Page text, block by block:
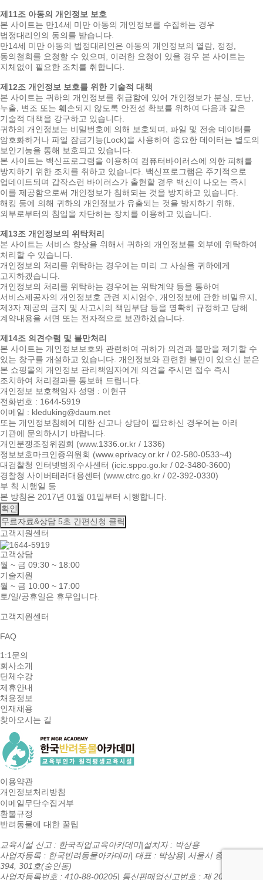
제11조 아동의 개인정보 보호
본 사이트는 만14세 미만 아동의 개인정보를 수집하는 경우
법정대리인의 동의를 받습니다.
만14세 미만 아동의 법정대리인은 아동의 개인정보의 열람, 정정,
동의철회를 요청할 수 있으며, 이러한 요청이 있을 경우 본 사이트는
지체없이 필요한 조치를 취합니다.
제12조 개인정보 보호를 위한 기술적 대책
본 사이트는 귀하의 개인정보를 취급함에 있어 개인정보가 분실, 도난,
누출, 변조 또는 훼손되지 않도록 안전성 확보를 위하여 다음과 같은
기술적 대책을 강구하고 있습니다.
귀하의 개인정보는 비밀번호에 의해 보호되며, 파일 및 전송 데이터를
암호화하거나 파일 잠금기능(Lock)을 사용하여 중요한 데이터는 별도의
보안기능을 통해 보호되고 있습니다.
본 사이트는 백신프로그램을 이용하여 컴퓨터바이러스에 의한 피해를
방지하기 위한 조치를 취하고 있습니다. 백신프로그램은 주기적으로
업데이트되며 갑작스런 바이러스가 출현할 경우 백신이 나오는 즉시
이를 제공함으로써 개인정보가 침해되는 것을 방지하고 있습니다.
해킹 등에 의해 귀하의 개인정보가 유출되는 것을 방지하기 위해,
외부로부터의 침입을 차단하는 장치를 이용하고 있습니다.
제13조 개인정보의 위탁처리
본 사이트는 서비스 향상을 위해서 귀하의 개인정보를 외부에 위탁하여
처리할 수 있습니다.
개인정보의 처리를 위탁하는 경우에는 미리 그 사실을 귀하에게
고지하겠습니다.
개인정보의 처리를 위탁하는 경우에는 위탁계약 등을 통하여
서비스제공자의 개인정보호 관련 지시엄수, 개인정보에 관한 비밀유지,
제3자 제공의 금지 및 사고시의 책임부담 등을 명확히 규정하고 당해
계약내용을 서면 또는 전자적으로 보관하겠습니다.
제14조 의견수렴 및 불만처리
본 사이트는 개인정보보호와 관련하여 귀하가 의견과 불만을 제기할 수
있는 창구를 개설하고 있습니다. 개인정보와 관련한 불만이 있으신 분은
본 쇼핑몰의 개인정보 관리책임자에게 의견을 주시면 접수 즉시
조치하여 처리결과를 통보해 드립니다.
개인정보 보호책임자 성명 : 이현규
전화번호 : 1644-5919
이메일 : kleduking@daum.net
또는 개인정보침해에 대한 신고나 상담이 필요하신 경우에는 아래
기관에 문의하시기 바랍니다.
개인분쟁조정위원회 (www.1336.or.kr / 1336)
정보보호마크인증위원회 (www.eprivacy.or.kr / 02-580-0533~4)
대검찰청 인터넷범죄수사센터 (icic.sppo.go.kr / 02-3480-3600)
경찰청 사이버테러대응센터 (www.ctrc.go.kr / 02-392-0330)
부 칙 시행일 등
본 방침은 2017년 01월 01일부터 시행합니다.
확인
무료자료&상담 5초 간편신청 클릭
고객지원센터
고객상담
월 ~ 금 09:30 ~ 18:00
기술지원
월 ~ 금 10:00 ~ 17:00
토/일/공휴일은 휴무입니다.
고객지원센터
FAQ
1:1문의
회사소개
단체수강
제휴안내
채용정보
인재채용
찾아오시는 길
이용약관
개인정보처리방침
이메일무단수집거부
환불규정
반려동물에 대한 꿀팁
교육시설 신고 : 한국직업교육아카데미|설치자 : 박상용
사업자등록 : 한국반려동물아카데미| 대표 : 박상용| 서울시 종로구 종로
394, 301호(숭인동)
사업자등록번호 : 410-88-00205| 통신판매업신고번호 : 제 2016-서울